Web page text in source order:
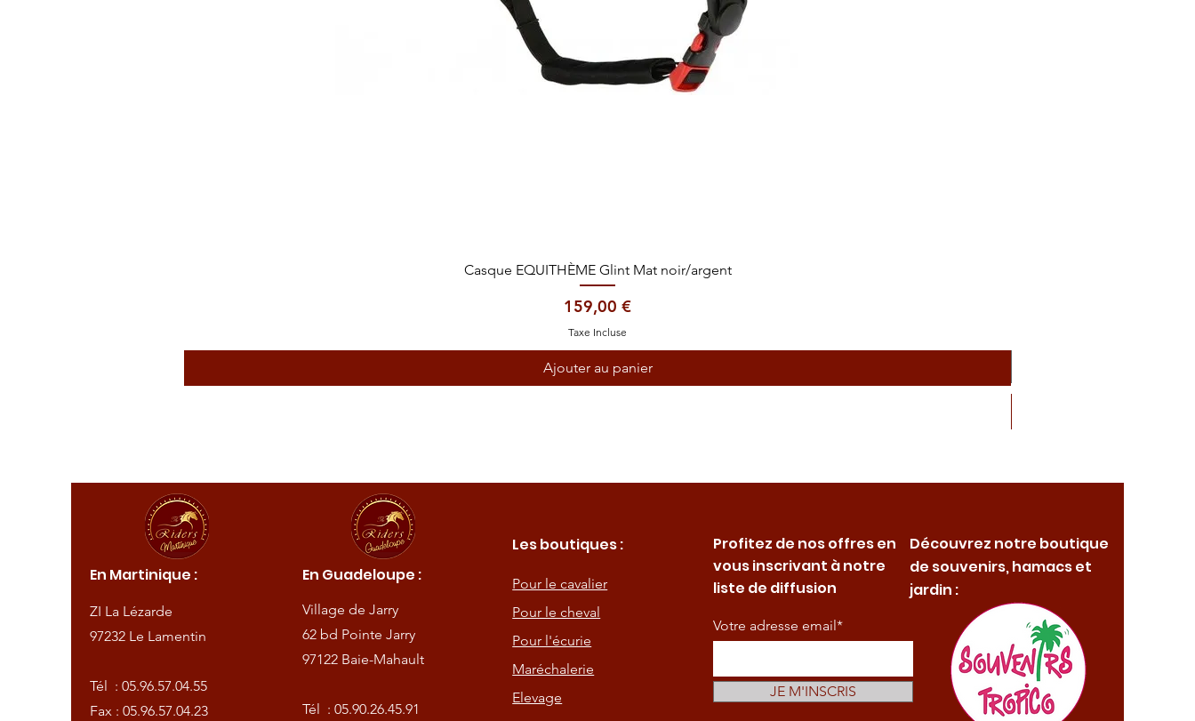
Aperçu rapide
Casque EQUITHÈME Glint Mat noir/argent
Prix
159,00 €
Taxe Incluse
Ajouter au panier
En Martinique :
ZI La Lézarde
97232 Le Lamentin
Tél :05.96.57.04.55
Fax : 05.96.57.04.23
En Guadeloupe :
Village de Jarry
62 bd Pointe Jarry
97122 Baie-Mahault
Tél : 05.90.26.45.91
Les boutiques :
Pour le cavalier
Pour le cheval
Pour l'écurie
Maréchalerie
Elevage
Profitez de nos offres en
vous inscrivant à notre
liste de diffusion
Votre adresse email*
JE M'INSCRIS
Découvrez notre boutique
de souvenirs, hamacs et
jardin :